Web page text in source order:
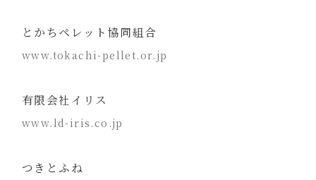
とかちペレット協同組合
www.tokachi-pellet.or.jp
有限会社イリス
www.ld-iris.co.jp
つきとふね